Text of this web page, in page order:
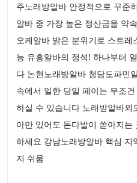
주노래방알바 안정적으로 꾸준
알바 중 가장 높은 정산금을 약
오케알바 밝은 분위기로 스트
능 유흥알바의 정석! 하나부터
다 논현노래방알바 청담도파민
속에서 일한 당일 페이는 무조
하실 수 있습니다 노래방알바
아만 있어도 돈다발이 쏟아지
하세요 강남노래방알바 핵심
지 쉬움